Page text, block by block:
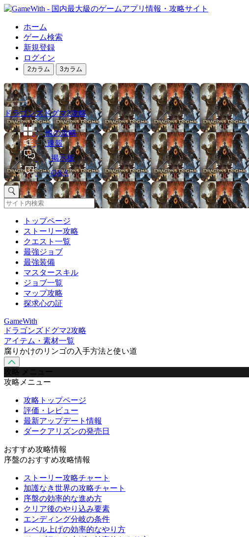
ホーム
ゲーム検索
新規登録
ログイン
2カラム 3カラム
ドラゴンズドグマ2攻略
他の攻略
速報
掲示板
Q&A
トップページ
ストーリー攻略
クエスト一覧
最強ジョブ
最強装備
マスタースキル
ジョブ一覧
マップ攻略
探求心の証
GameWith
ドラゴンズドグマ2攻略
アイテム・素材一覧
腐りかけのリンゴの入手方法と使い道
攻略 メニュー
攻略メニュー
攻略トップページ
評価・レビュー
最新アップデート情報
ダークアリズンの発売日
おすすめ攻略情報
序盤のおすすめ攻略情報
ストーリー攻略チャート
加護なき世界の攻略チャート
序盤の効率的な進め方
クリア後のやり込み要素
エンディング分岐の条件
レベル上げの効率的なやり方